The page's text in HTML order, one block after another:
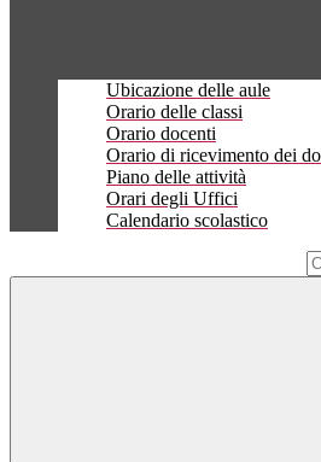
Ubicazione delle aule
Orario delle classi
Orario docenti
Orario di ricevimento dei
Piano delle attività
Orari degli Uffici
Calendario scolastico